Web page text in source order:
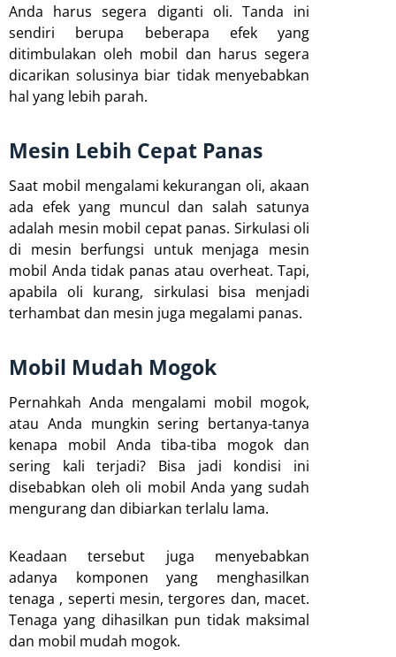
Anda harus segera diganti oli. Tanda ini
sendiri berupa beberapa efek yang
ditimbulakan oleh mobil dan harus segera
dicarikan solusinya biar tidak menyebabkan
hal yang lebih parah.
Mesin Lebih Cepat Panas
Saat mobil mengalami kekurangan oli, akaan
ada efek yang muncul dan salah satunya
adalah mesin mobil cepat panas. Sirkulasi oli
di mesin berfungsi untuk menjaga mesin
mobil Anda tidak panas atau overheat. Tapi,
apabila oli kurang, sirkulasi bisa menjadi
terhambat dan mesin juga megalami panas.
Mobil Mudah Mogok
Pernahkah Anda mengalami mobil mogok,
atau Anda mungkin sering bertanya-tanya
kenapa mobil Anda tiba-tiba mogok dan
sering kali terjadi? Bisa jadi kondisi ini
disebabkan oleh oli mobil Anda yang sudah
mengurang dan dibiarkan terlalu lama.
Keadaan tersebut juga menyebabkan
adanya komponen yang menghasilkan
tenaga , seperti mesin, tergores dan, macet.
Tenaga yang dihasilkan pun tidak maksimal
dan mobil mudah mogok.